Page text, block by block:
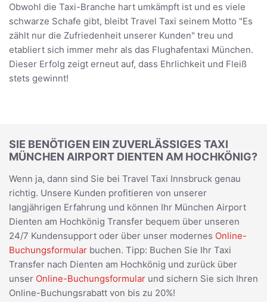
Obwohl die Taxi-Branche hart umkämpft ist und es viele
schwarze Schafe gibt, bleibt Travel Taxi seinem Motto "Es
zählt nur die Zufriedenheit unserer Kunden" treu und
etabliert sich immer mehr als das Flughafentaxi München.
Dieser Erfolg zeigt erneut auf, dass Ehrlichkeit und Fleiß
stets gewinnt!
SIE BENÖTIGEN EIN ZUVERLÄSSIGES TAXI
MÜNCHEN AIRPORT DIENTEN AM HOCHKÖNIG?
Wenn ja, dann sind Sie bei Travel Taxi Innsbruck genau
richtig. Unsere Kunden profitieren von unserer
langjährigen Erfahrung und können Ihr München Airport
Dienten am Hochkönig Transfer bequem über unseren
24/7 Kundensupport oder über unser modernes Online-
Buchungsformular buchen. Tipp: Buchen Sie Ihr Taxi
Transfer nach Dienten am Hochkönig und zurück über
unser Online-Buchungsformular und sichern Sie sich Ihren
Online-Buchungsrabatt von bis zu 20%!